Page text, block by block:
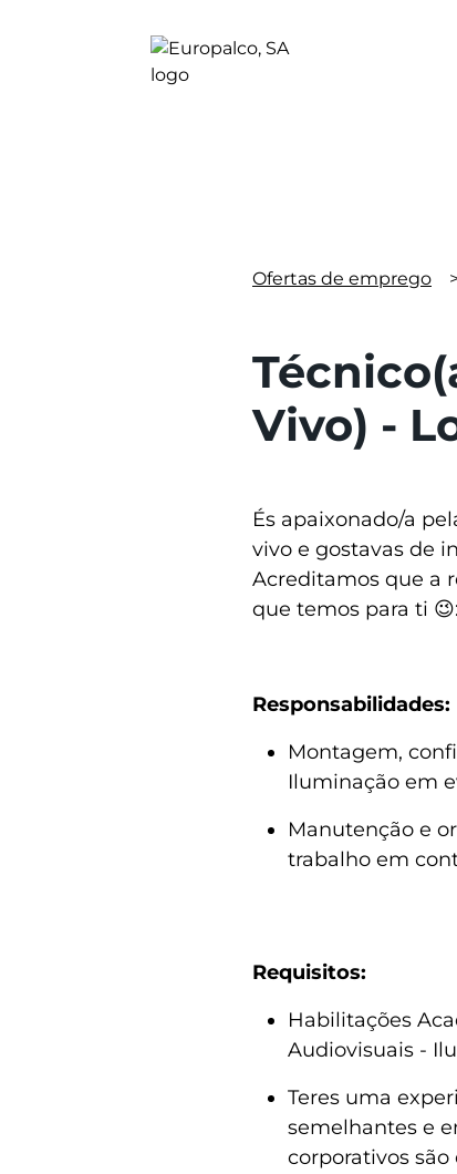
Ofertas de emprego >
Vivo) -
És apaixonado/a
vivo e gostavas de
Acreditamos que a
que temos para ti 😉:
Responsabilidades:
Montagem,
Iluminação em
Manutenção e
trabalho em
Requisitos:
Habilitações
Audiovisuais -
Teres uma
semelhantes e
corporativos são